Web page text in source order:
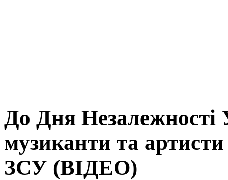
До Дня Незалежності
музиканти та
ЗСУ (ВІДЕО)